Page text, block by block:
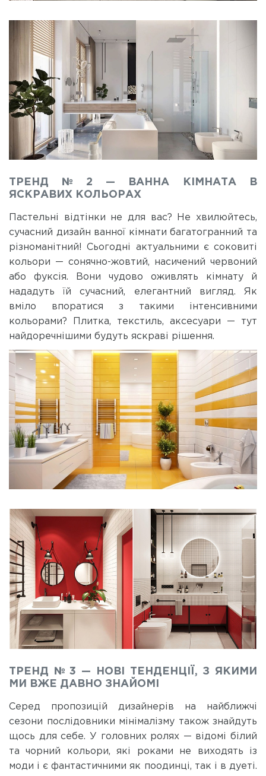
ТРЕНД № 2 — ВАННА КІМНАТА В
ЯСКРАВИХ КОЛЬОРАХ
Пастельні відтінки не для вас? Не хвилюйтесь,
сучасний дизайн ванної кімнати багатогранний та
різноманітний! Сьогодні актуальними є соковиті
кольори — сонячно-жовтий, насичений червоний
або фуксія. Вони чудово оживлять кімнату й
нададуть їй сучасний, елегантний вигляд. Як
вміло впоратися з такими інтенсивними
кольорами? Плитка, текстиль, аксесуари — тут
найдоречнішими будуть яскраві рішення.
ТРЕНД № 3 — НОВІ ТЕНДЕНЦІЇ, З ЯКИМИ
МИ ВЖЕ ДАВНО ЗНАЙОМІ
Серед пропозицій дизайнерів на найближчі
сезони послідовники мінімалізму також знайдуть
щось для себе. У головних ролях — відомі білий
та чорний кольори, які роками не виходять із
моди і є фантастичними як поодинці, так і в дуеті.